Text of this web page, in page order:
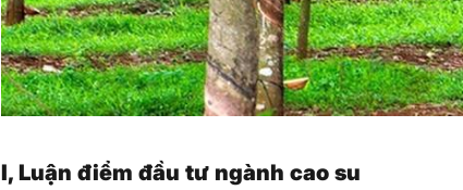
I, Luận điểm đầu tư ngành cao su